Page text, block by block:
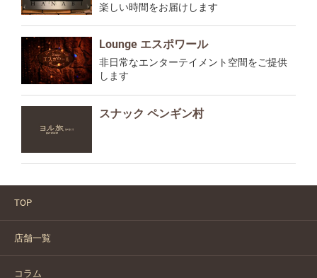
楽しい時間をお届けします
Lounge エスポワール
非日常なエンターテイメント空間をご提供
します
スナック ペンギン村
TOP
店舗一覧
コラム